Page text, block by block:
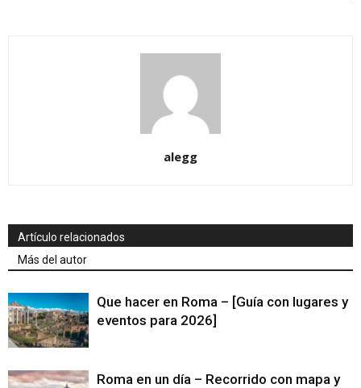
alegg
Artículo relacionados
Más del autor
Que hacer en Roma – [Guía con lugares y
eventos para 2026]
Roma en un día – Recorrido con mapa y